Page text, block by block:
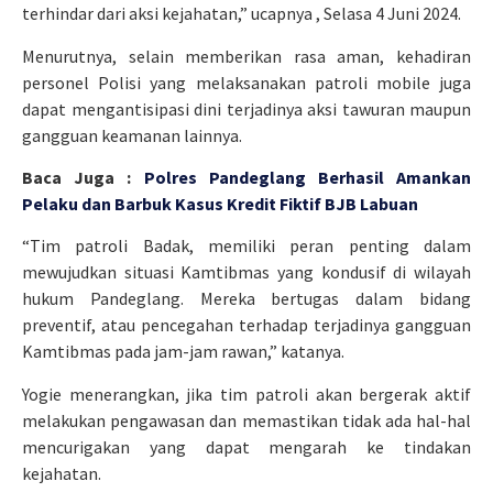
terhindar dari aksi kejahatan,” ucapnya , Selasa 4 Juni 2024.
Menurutnya, selain memberikan rasa aman, kehadiran
personel Polisi yang melaksanakan patroli mobile juga
dapat mengantisipasi dini terjadinya aksi tawuran maupun
gangguan keamanan lainnya.
Baca Juga :
Polres Pandeglang Berhasil Amankan
Pelaku dan Barbuk Kasus Kredit Fiktif BJB Labuan
“Tim patroli Badak, memiliki peran penting dalam
mewujudkan situasi Kamtibmas yang kondusif di wilayah
hukum Pandeglang. Mereka bertugas dalam bidang
preventif, atau pencegahan terhadap terjadinya gangguan
Kamtibmas pada jam-jam rawan,” katanya.
Yogie menerangkan, jika tim patroli akan bergerak aktif
melakukan pengawasan dan memastikan tidak ada hal-hal
mencurigakan yang dapat mengarah ke tindakan
kejahatan.